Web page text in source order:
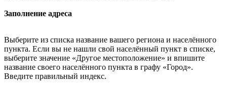
Заполнение адреса
Выберите из списка название вашего региона и населённого
пункта. Если вы не нашли свой населённый пункт в списке,
выберите значение «Другое местоположение» и впишите
название своего населённого пункта в графу «Город».
Введите правильный индекс.